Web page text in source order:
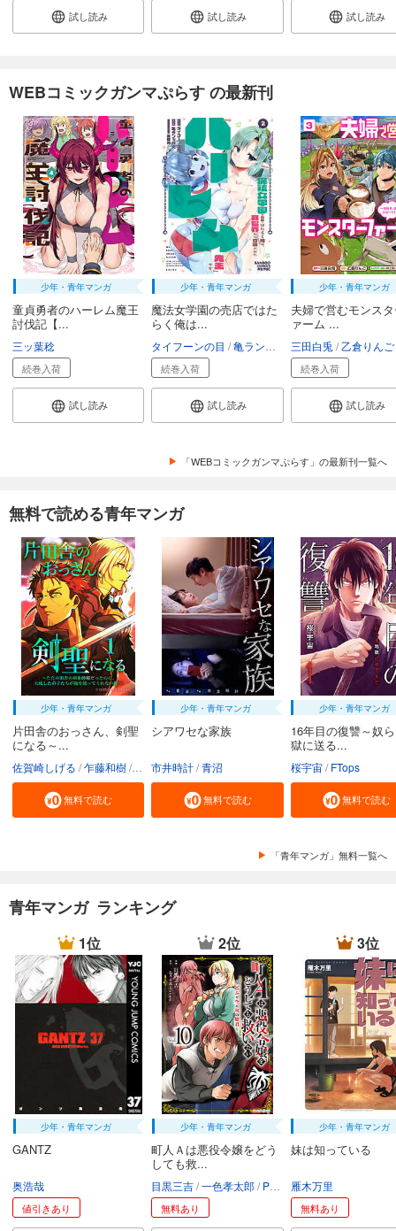
試し読み 試し読み 試し読み
WEBコミックガンマぷらす の最新刊
少年・青年マンガ
童貞勇者のハーレム魔王
討伐記【...
三ッ葉稔
続巻入荷
試し読み
少年・青年マンガ
魔法女学園の売店ではた
らく俺は...
タイフーンの目 亀ランッパ火
続巻入荷
試し読み
少年・青年マンガ
夫婦で営むモンス
ァーム ...
三田白兎 乙倉りんご
続巻入荷
試し読み
「WEBコミックガンマぷらす」の最新刊一覧へ
無料で読める青年マンガ
少年・青年マンガ
片田舎のおっさん、剣聖
になる～...
佐賀崎しげる 乍藤和樹 鍋島テツヒロ
無料で読む
少年・青年マンガ
シアワセな家族
市井時計 青沼
無料で読む
少年・青年マンガ
16年目の復讐～奴
獄に送る...
桜宇宙 FTops
無料で読む
「青年マンガ」無料一覧へ
青年マンガ ランキング
1位
少年・青年マンガ
GANTZ
奥浩哉
値引きあり
2位
少年・青年マンガ
町人Ａは悪役令嬢をどう
しても救...
目黒三吉 一色孝太郎 Parum
無料あり
3位
少年・青年マンガ
妹は知っている
雁木万里
無料あり